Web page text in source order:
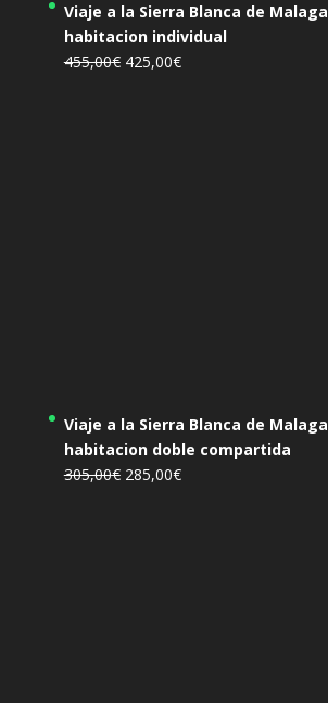
Viaje a la Sierra Blanca de Malaga
habitacion individual
455,00€ El
425,00€El
Viaje a la Sierra Blanca de Malaga
habitacion doble compartida
305,00€ El
285,00€El